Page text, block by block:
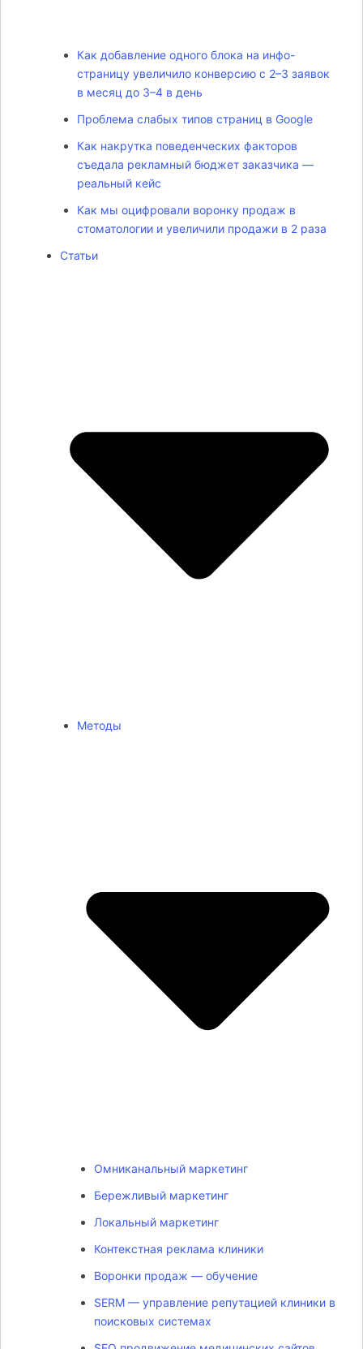
Как добавление одного блока на инфо-
страницу увеличило конверсию с 2–3 заявок
в месяц до 3–4 в день
Проблема слабых типов страниц в Google
Как накрутка поведенческих факторов
съедала рекламный бюджет заказчика —
реальный кейс
Как мы оцифровали воронку продаж в
стоматологии и увеличили продажи в 2 раза
Статьи
Методы
Омниканальный маркетинг
Бережливый маркетинг
Локальный маркетинг
Контекстная реклама клиники
Воронки продаж — обучение
SERM — управление репутацией клиники в
поисковых системах